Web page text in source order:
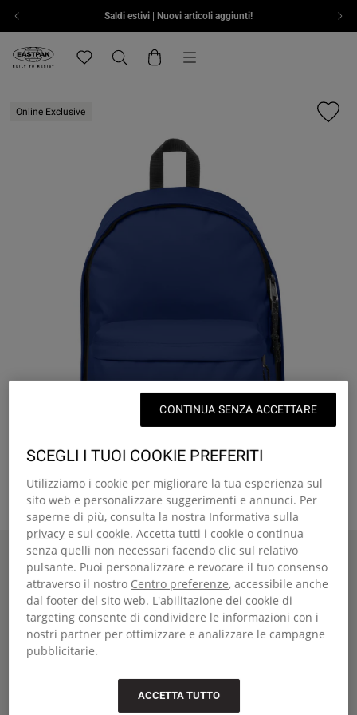
Vai al contenutoSaldi estivi | Nuovi articoli aggiunti!
Eastpak, vai alla home page di eu.eastpak.com
Menu
Online Exclusive
Home OUT OF OFFICE
OUT OF OFFICE
Zaino medio con tasca per laptop
€45,50€65,00 -30%
Colore scontatoShip Navy
+27
SCEGLI I TUOI COOKIE PREFERITI
Utilizziamo i cookie per migliorare la tua esperienza sul
sito web e personalizzare suggerimenti e annunci. Per
saperne di più, consulta la nostra Informativa sulla
privacy e sui cookie. Accetta tutti i cookie o continua
senza quelli non necessari facendo clic sul relativo
pulsante. Puoi personalizzare e revocare il tuo consenso
attraverso il nostro Centro preferenze, accessibile anche
dal footer del sito web. L'abilitazione dei cookie di
targeting consente di condividere le informazioni con i
nostri partner per ottimizzare e analizzare le campagne
pubblicitarie.
ACCETTA TUTTO
CONTINUA SENZA ACCETTARE